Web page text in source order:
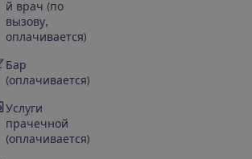
й врач (по
вызову,
оплачивается)
Бар
(оплачивается)
Услуги
прачечной
(оплачивается)